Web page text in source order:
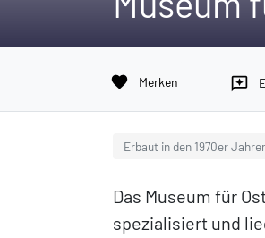
favorite Merken reviews
Erbaut in den 1970er
Das Museum für
spezialisiert und